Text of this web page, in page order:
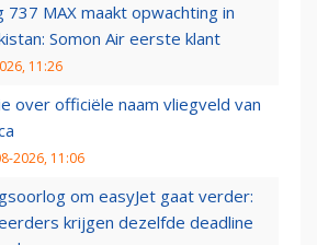
737 MAX maakt opwachting in
Somon Air eerste klant
11:26
over officiële naam vliegveld van
2026, 11:06
om easyJet gaat verder:
krijgen dezelfde deadline